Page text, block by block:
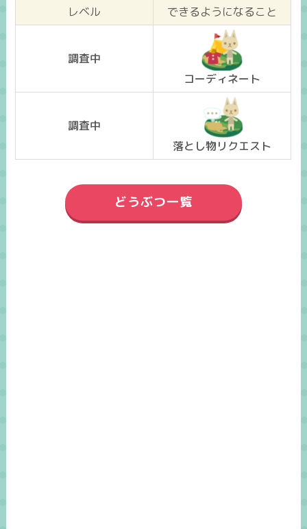
レベル できるようになること
調査中
コーディネート
調査中
落とし物リクエスト
どうぶつ一覧